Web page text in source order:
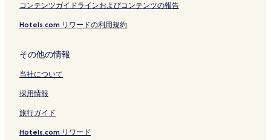
コンテンツガイドラインおよびコンテンツの報告
Hotels.com リワードの利用規約
その他の情報
当社について
採用情報
旅行ガイド
Hotels.com リワード